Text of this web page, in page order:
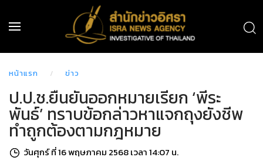
หน้าแรก ข่าว
ป.ป.ช.ยืนยันออกหมายเรียก ‘พีระ
พันธ์’ ทราบข้อกล่าวหาแจกถุงยังชีพ
ทำถูกต้องตามกฎหมาย
วันศุกร์ ที่ 16 พฤษภาคม 2568 เวลา 14:07 น.